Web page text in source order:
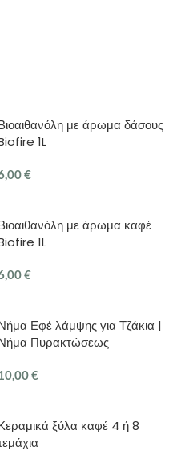
με άρωμα δάσους
1L
€
με άρωμα καφέ
1L
€
Εφέ λάμψης για Τζάκια |
Πυρακτώσεως
€
ξύλα καφέ 4 ή 8